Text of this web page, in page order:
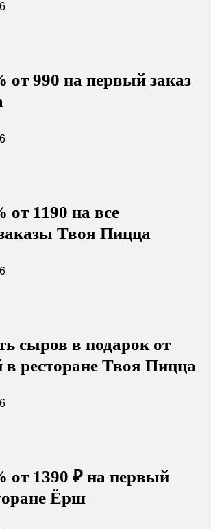
от 990 на первый заказ
от 1190 на все
Твоя Пицца
сыров в подарок от
в ресторане Твоя Пицца
от 1390 ₽ на первый
Ёрш